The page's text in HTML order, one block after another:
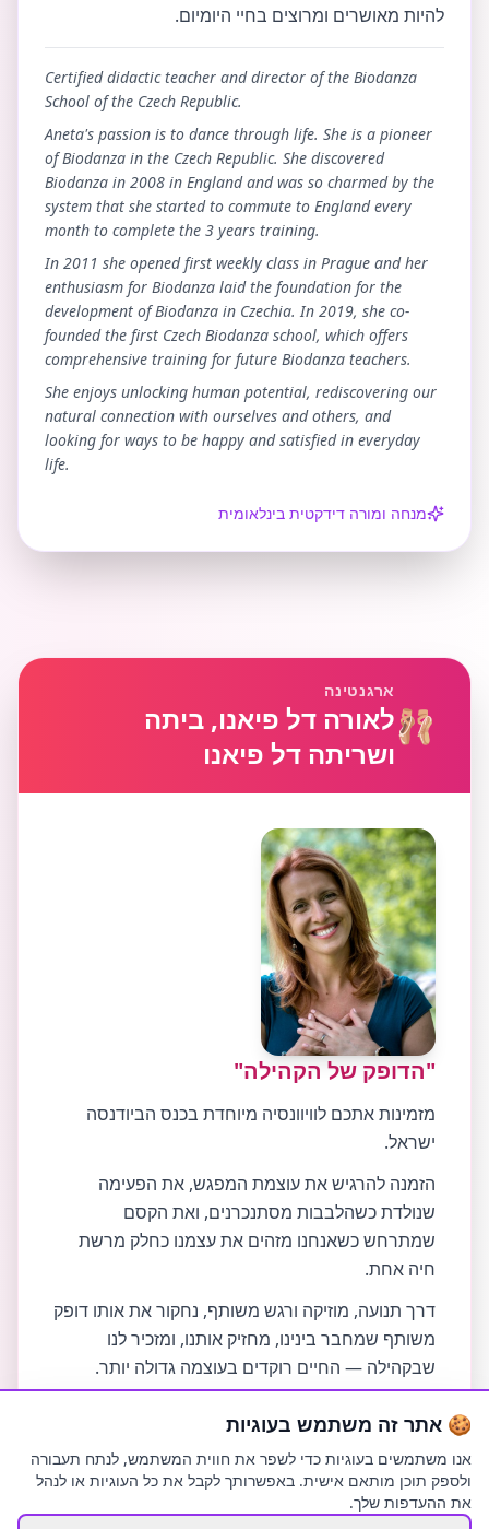
להיות מאושרים ומרוצים בחיי היומיום.
Certified didactic teacher and director of the Biodanza
School of the Czech Republic.
Aneta's passion is to dance through life. She is a pioneer
of Biodanza in the Czech Republic. She discovered
Biodanza in 2008 in England and was so charmed by the
system that she started to commute to England every
month to complete the 3 years training.
In 2011 she opened first weekly class in Prague and her
enthusiasm for Biodanza laid the foundation for the
development of Biodanza in Czechia. In 2019, she co-
founded the first Czech Biodanza school, which offers
comprehensive training for future Biodanza teachers.
She enjoys unlocking human potential, rediscovering our
natural connection with ourselves and others, and
looking for ways to be happy and satisfied in everyday
life.
מנחה ומורה דידקטית בינלאומית
🩰
ארגנטינה
לאורה דל פיאנו, ביתה
ושריתה דל פיאנו
"הדופק של הקהילה"
מזמינות אתכם לוויוונסיה מיוחדת בכנס הביודנסה
ישראל.
הזמנה להרגיש את עוצמת המפגש, את הפעימה
שנולדת כשהלבבות מסתנכרנים, ואת הקסם
שמתרחש כשאנחנו מזהים את עצמנו כחלק מרשת
חיה אחת.
דרך תנועה, מוזיקה ורגש משותף, נחקור את אותו דופק
משותף שמחבר בינינו, מחזיק אותנו, ומזכיר לנו
שבקהילה — החיים רוקדים בעוצמה גדולה יותר.
🍪 אתר זה משתמש בעוגיות
אנו משתמשים בעוגיות כדי לשפר את חווית המשתמש, לנתח תעבורה
ולספק תוכן מותאם אישית. באפשרותך לקבל את כל העוגיות או לנהל
את ההעדפות שלך.